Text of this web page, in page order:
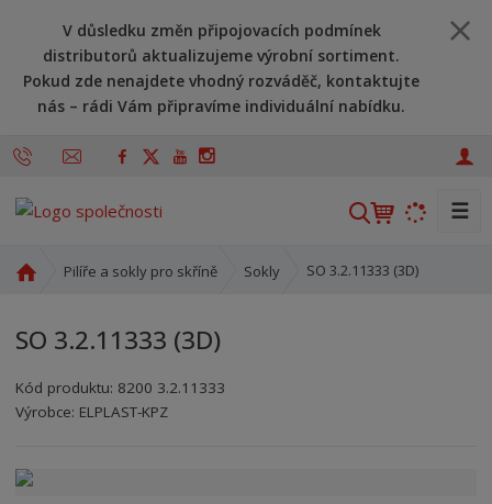
V důsledku změn připojovacích podmínek
distributorů aktualizujeme výrobní sortiment.
Pokud zde nenajdete vhodný rozváděč, kontaktujte
nás – rádi Vám připravíme individuální nabídku.
V
h
☰
d
í
s
Pilíře a sokly pro skříně Sokly SO 3.2.11333 (3D)
SO 3.2.11333 (3D)
Kód produktu: 8200 3.2.11333
Kód výrobce: 8595208696022
Kód dodavatele:8595208696022
Výrobce: ELPLAST-KPZ